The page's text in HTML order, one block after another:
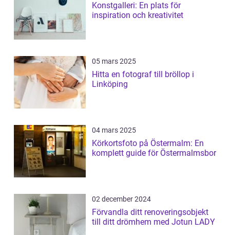
Konstgalleri: En plats för
inspiration och kreativitet
05 mars 2025
Hitta en fotograf till bröllop i
Linköping
04 mars 2025
Körkortsfoto på Östermalm: En
komplett guide för Östermalmsbor
02 december 2024
Förvandla ditt renoveringsobjekt
till ditt drömhem med Jotun LADY